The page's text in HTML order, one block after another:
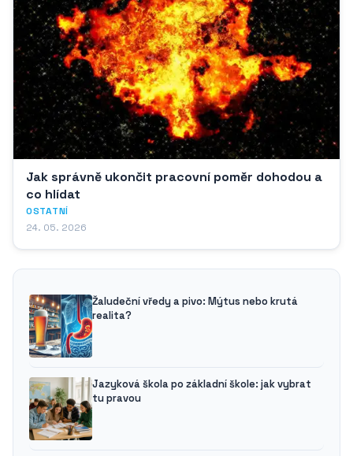
Jak správně ukončit pracovní poměr dohodou a
co hlídat
OSTATNÍ
24. 05. 2026
Žaludeční vředy a pivo: Mýtus nebo krutá
realita?
Jazyková škola po základní škole: jak vybrat
tu pravou